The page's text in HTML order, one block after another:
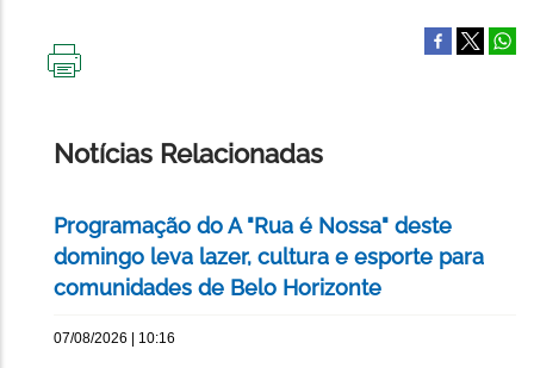
Notícias Relacionadas
Programação do A "Rua é Nossa" deste
domingo leva lazer, cultura e esporte para
comunidades de Belo Horizonte
07/08/2026 | 10:16